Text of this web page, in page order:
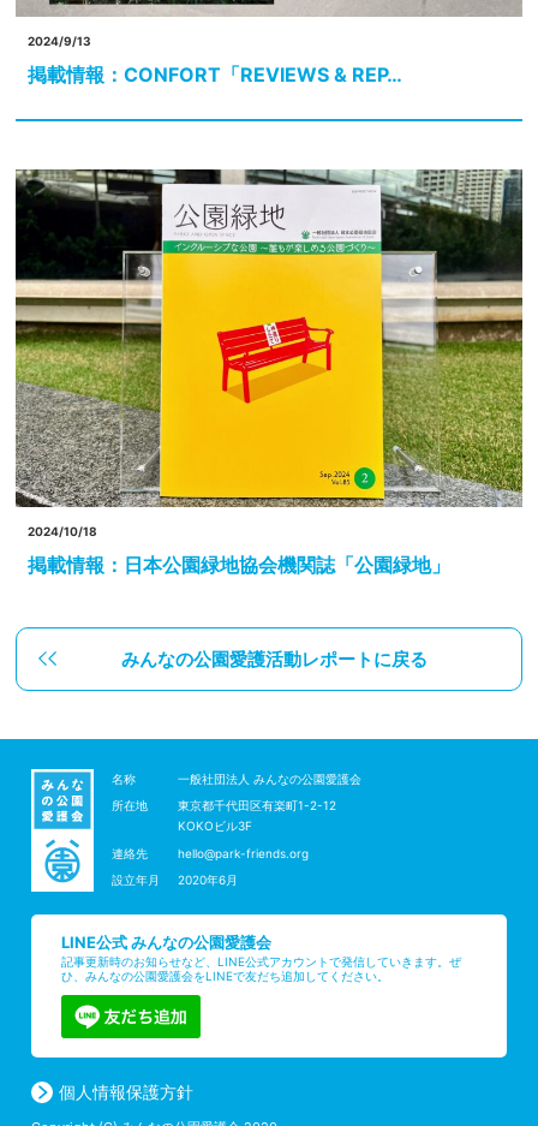
2024/9/13
掲載情報：CONFORT「REVIEWS & REP…
2024/10/18
掲載情報：日本公園緑地協会機関誌「公園緑地」
みんなの公園愛護活動レポートに戻る
名称
一般社団法人 みんなの公園愛護会
所在地
東京都千代田区有楽町1-2-12
KOKOビル3F
連絡先
hello@park-friends.org
設立年月
2020年6月
LINE公式 みんなの公園愛護会
記事更新時のお知らせなど、LINE公式アカウントで発信していきます。ぜ
ひ、みんなの公園愛護会をLINEで友だち追加してください。
個人情報保護方針